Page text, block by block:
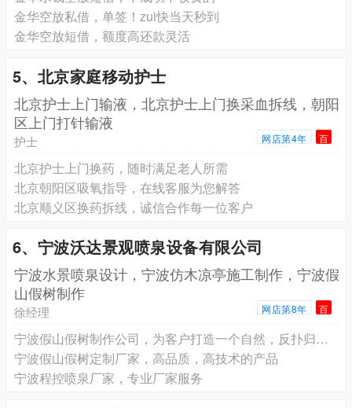
金华空放私借，单签！zui快当天秒到
金华空放短借，额度高还款灵活
5、北京家庭移动护士
北京护士上门输液，北京护士上门换采血拆线，朝阳
区上门打针输液
护士 网店第4年 百
北京护士上门换药，随时满足老人所需
北京朝阳区吸氧指导，在线客服为您解答
北京顺义区换药拆线，诚信合作每一位客户
6、宁波沃达景观喷泉设备有限公司
宁波水景喷泉设计，宁波仿木凉亭施工制作，宁波假
山假树制作
徐经理 网店第8年 百
宁波假山假树制作公司，为客户打造一个自然，反扑归真环境
宁波假山假树定制厂家，高品质，高技术的产品
宁波程控喷泉厂家，专业厂家服务